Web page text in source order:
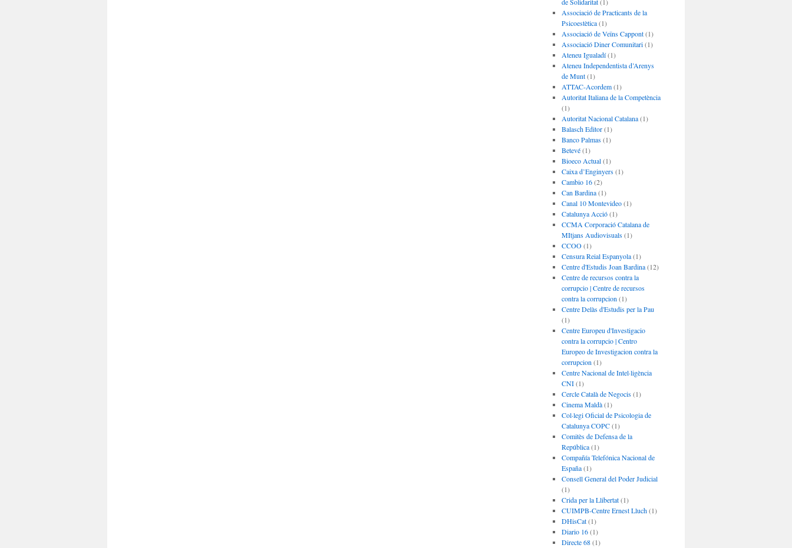
Associació de Practicants de la
Psicoestètica(1)
Associació de Veïns Cappont(1)
Associació Diner Comunitari(1)
Ateneu Igualadí(1)
Ateneu Independentista d’Arenys
de Munt(1)
ATTAC-Acordem(1)
Autoritat Italiana de la Competència
(1)
Autoritat Nacional Catalana(1)
Balasch Editor(1)
Banco Palmas(1)
Betevé(1)
Bioeco Actual(1)
Caixa d’Enginyers(1)
Cambio 16(2)
Can Bardina(1)
Canal 10 Montevideo(1)
Catalunya Acció(1)
CCMA Corporació Catalana de
MItjans Audiovisuals(1)
CCOO(1)
Censura Reial Espanyola(1)
Centre d'Estudis Joan Bardina(12)
Centre de recursos contra la
corrupcio | Centre de recursos
contra la corrupcion (1)
Centre Delàs d'Estudis per la Pau
(1)
Centre Europeu d'Investigacio
contra la corrupcio | Centro
Europeo de Investigacion contra la
corrupcion (1)
Centre Nacional de Intel·ligència
CNI(1)
Cercle Català de Negocis(1)
Cinema Maldà(1)
Col·legi Oficial de Psicologia de
Catalunya COPC(1)
Comitès de Defensa de la
República(1)
Compañía Telefónica Nacional de
España(1)
Consell General del Poder Judicial
(1)
Crida per la Llibertat(1)
CUIMPB-Centre Ernest Lluch(1)
DHisCat(1)
Diario 16(1)
Directe 68(1)